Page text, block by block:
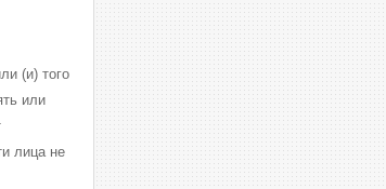
(и) того
или
лица не